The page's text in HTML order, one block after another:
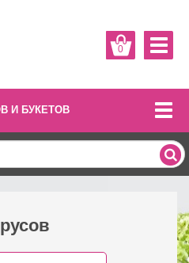
0
И БУКЕТОВ